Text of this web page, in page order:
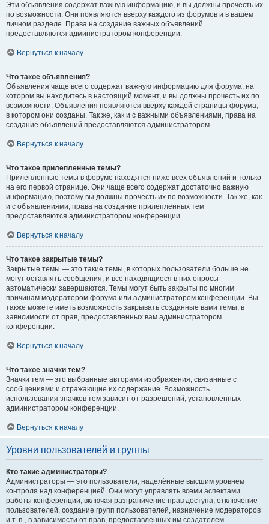
Эти объявления содержат важную информацию, и вы должны прочесть их
по возможности. Они появляются вверху каждого из форумов и в вашем
личном разделе. Права на создание важных объявлений
предоставляются администратором конференции.
Вернуться к началу
Что такое объявления?
Объявления чаще всего содержат важную информацию для форума, на
котором вы находитесь в настоящий момент, и вы должны прочесть их по
возможности. Объявления появляются вверху каждой страницы форума,
в котором они созданы. Так же, как и с важными объявлениями, права на
создание объявлений предоставляются администратором.
Вернуться к началу
Что такое прилепленные темы?
Прилепленные темы в форуме находятся ниже всех объявлений и только
на его первой странице. Они чаще всего содержат достаточно важную
информацию, поэтому вы должны прочесть их по возможности. Так же, как
и с объявлениями, права на создание прилепленных тем
предоставляются администратором конференции.
Вернуться к началу
Что такое закрытые темы?
Закрытые темы — это такие темы, в которых пользователи больше не
могут оставлять сообщения, и все находящиеся в них опросы
автоматически завершаются. Темы могут быть закрыты по многим
причинам модератором форума или администратором конференции. Вы
также можете иметь возможность закрывать созданные вами темы, в
зависимости от прав, предоставленных вам администратором
конференции.
Вернуться к началу
Что такое значки тем?
Значки тем — это выбранные авторами изображения, связанные с
сообщениями и отражающие их содержание. Возможность
использования значков тем зависит от разрешений, установленных
администратором конференции.
Вернуться к началу
Уровни пользователей и группы
Кто такие администраторы?
Администраторы — это пользователи, наделённые высшим уровнем
контроля над конференцией. Они могут управлять всеми аспектами
работы конференции, включая разграничение прав доступа, отключение
пользователей, создание групп пользователей, назначение модераторов
и т. п., в зависимости от прав, предоставленных им создателем